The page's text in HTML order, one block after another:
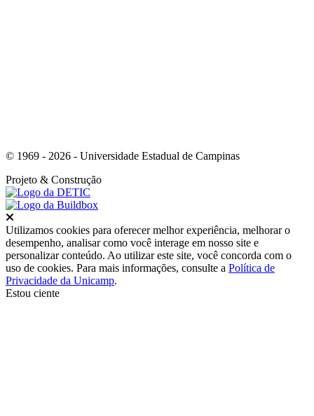
© 1969 - 2026 - Universidade Estadual de Campinas
Projeto & Construção
Utilizamos cookies para oferecer melhor experiência, melhorar o
desempenho, analisar como você interage em nosso site e
personalizar conteúdo. Ao utilizar este site, você concorda com o
uso de cookies. Para mais informações, consulte a Política de
Privacidade da Unicamp.
Estou ciente